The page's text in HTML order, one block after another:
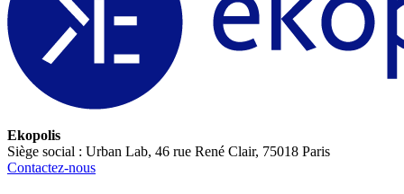
Ekopolis
Siège social : Urban Lab, 46 rue René Clair, 75018 Paris
Contactez-nous